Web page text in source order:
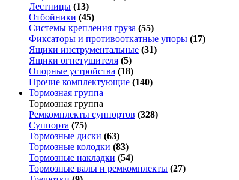
Лестницы (13)
Отбойники (45)
Системы крепления груза (55)
Фиксаторы и противооткатные упоры (17)
Ящики инструментальные (31)
Ящики огнетушителя (5)
Опорные устройства (18)
Прочие комплектующие (140)
Тормозная группа
Тормозная группа
Ремкомплекты суппортов (328)
Суппорта (75)
Тормозные диски (63)
Тормозные колодки (83)
Тормозные накладки (54)
Тормозные валы и ремкомплекты (27)